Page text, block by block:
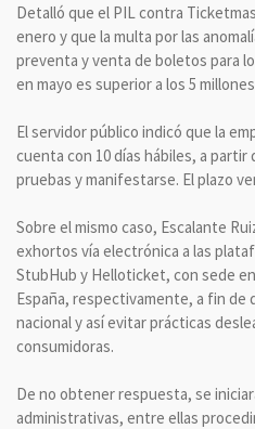
Detalló que el PIL contra
enero y que la multa por las
preventa y venta de boletos para
en mayo es superior a los 5
El servidor público indicó que la
cuenta con 10 días hábiles, a
pruebas y manifestarse. El plazo
Sobre el mismo caso, Escalante
exhortos vía electrónica a las
StubHub y Helloticket, con sede
España, respectivamente, a fin de
nacional y así evitar prácticas
consumidoras.
De no obtener respuesta, se
administrativas, entre ellas